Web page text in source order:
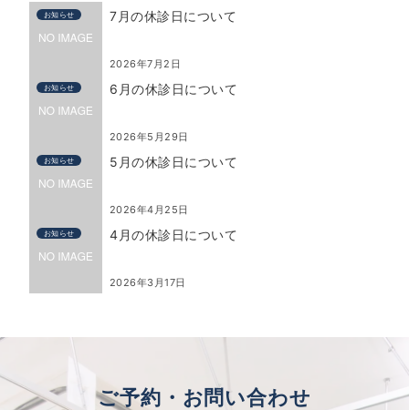
お知らせ 7月の休診日について
2026年7月2日
お知らせ 6月の休診日について
2026年5月29日
お知らせ 5月の休診日について
2026年4月25日
お知らせ 4月の休診日について
2026年3月17日
ご予約・お問い合わせ